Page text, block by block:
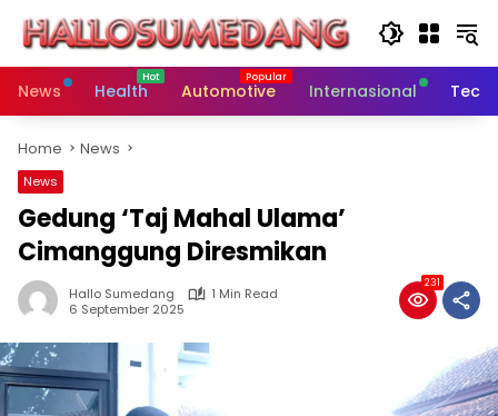
content
News
Health Automotive Internasional
Home News
News
Gedung ‘Taj Mahal Ulama’
Cimanggung Diresmikan
Hallo Sumedang
1 Min Read
6 September 2025
231